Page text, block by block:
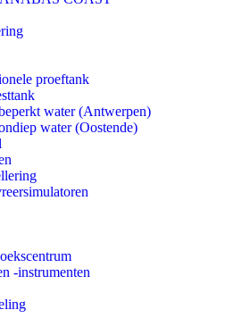
proeftank
water (Antwerpen)
water (Oostende)
-instrumenten